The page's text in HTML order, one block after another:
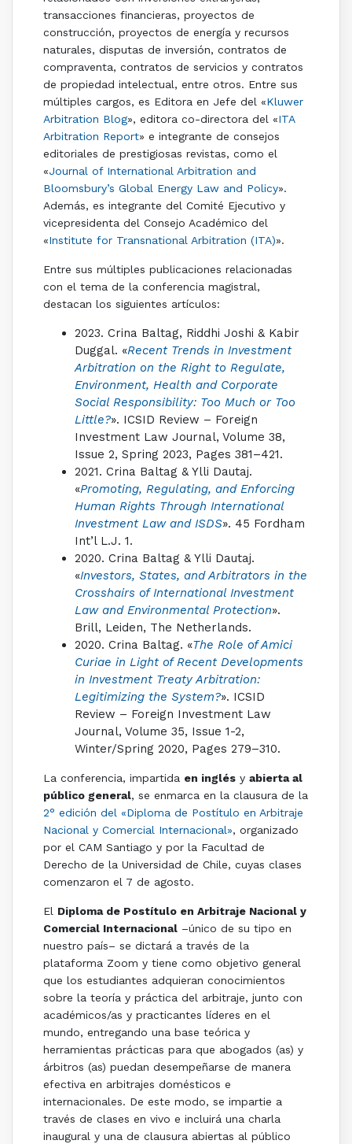
transacciones financieras, proyectos de
construcción, proyectos de energía y recursos
naturales, disputas de inversión, contratos de
compraventa, contratos de servicios y contratos
de propiedad intelectual, entre otros. Entre sus
múltiples cargos, es Editora en Jefe del «Kluwer
Arbitration Blog», editora co-directora del «ITA
Arbitration Report» e integrante de consejos
editoriales de prestigiosas revistas, como el
«Journal of International Arbitration and
Bloomsbury’s Global Energy Law and Policy».
Además, es integrante del Comité Ejecutivo y
vicepresidenta del Consejo Académico del
«Institute for Transnational Arbitration (ITA)».
Entre sus múltiples publicaciones relacionadas
con el tema de la conferencia magistral,
destacan los siguientes artículos:
2023. Crina Baltag, Riddhi Joshi & Kabir
Duggal. «Recent Trends in Investment
Arbitration on the Right to Regulate,
Environment, Health and Corporate
Social Responsibility: Too Much or Too
Little?». ICSID Review – Foreign
Investment Law Journal, Volume 38,
Issue 2, Spring 2023, Pages 381–421.
2021. Crina Baltag & Ylli Dautaj.
«Promoting, Regulating, and Enforcing
Human Rights Through International
Investment Law and ISDS». 45 Fordham
Int’l L.J. 1.
2020. Crina Baltag & Ylli Dautaj.
«Investors, States, and Arbitrators in the
Crosshairs of International Investment
Law and Environmental Protection».
Brill, Leiden, The Netherlands.
2020. Crina Baltag. «The Role of Amici
Curiae in Light of Recent Developments
in Investment Treaty Arbitration:
Legitimizing the System?». ICSID
Review – Foreign Investment Law
Journal, Volume 35, Issue 1-2,
Winter/Spring 2020, Pages 279–310.
La conferencia, impartida en inglésy abierta al
público general, se enmarca en la clausura de la
2° edición del «Diploma de Postítulo en Arbitraje
Nacional y Comercial Internacional», organizado
por el CAM Santiago y por la Facultad de
Derecho de la Universidad de Chile, cuyas clases
comenzaron el 7 de agosto.
El Diploma de Postítulo en Arbitraje Nacional y
Comercial Internacional–único de su tipo en
nuestro país– se dictará a través de la
plataforma Zoom y tiene como objetivo general
que los estudiantes adquieran conocimientos
sobre la teoría y práctica del arbitraje, junto con
académicos/as y practicantes líderes en el
mundo, entregando una base teórica y
herramientas prácticas para que abogados (as) y
árbitros (as) puedan desempeñarse de manera
efectiva en arbitrajes domésticos e
internacionales. De este modo, se impartie a
través de clases en vivo e incluirá una charla
inaugural y una de clausura abiertas al público